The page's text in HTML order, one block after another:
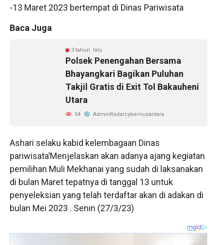
-13 Maret 2023 bertempat di Dinas Pariwisata
Baca Juga
3 tahun lalu
Polsek Penengahan Bersama
Bhayangkari Bagikan Puluhan
Takjil Gratis di Exit Tol Bakauheni
Utara
54 AdminRadarcybernusantara
Ashari selaku kabid kelembagaan Dinas
pariwisata’Menjelaskan akan adanya ajang kegiatan
pemilihan Muli Mekhanai yang sudah di laksanakan
di bulan Maret tepatnya di tanggal 13 untuk
penyeleksian yang telah terdaftar akan di adakan di
bulan Mei 2023 . Senin (27/3/23)